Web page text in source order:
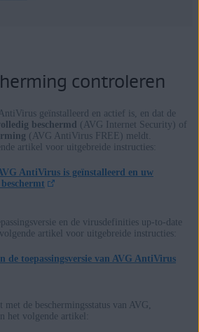
controleren
geïnstalleerd en actief is, en dat de
beschermd (AVG Internet Security) of
(AVG AntiVirus FREE) meldt.
artikel voor uitgebreide instructies:
AntiVirus is geïnstalleerd en uw
en de virusdefinities up-to-date
artikel voor uitgebreide instructies:
de toepassingsversie van AVG AntiVirus
de beschermingsstatus van AVG,
het volgende artikel: